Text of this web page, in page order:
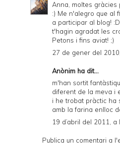
Anna, moltes gràcies
:) Me n'alegro que al
a participar al blog!
t'hagin agradat les
Petons i fins aviat! ;)
27 de gener del
Anònim ha dit...
m'han sortit
diferent de la meva i
i he trobat pràctic ha
amb la farina enlloc
19 d’abril del 2011, a
Publica un comentari a